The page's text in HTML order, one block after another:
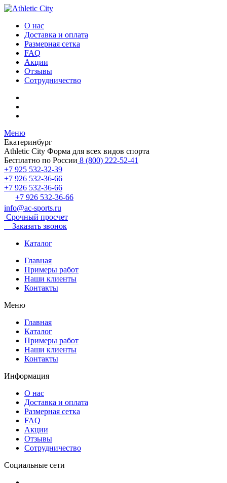
О нас
Доставка и оплата
Размерная сетка
FAQ
Акции
Отзывы
Сотрудничество
Меню
Екатеринбург
Athletic City Форма для всех видов спорта
Бесплатно по России 8 (800) 222-52-41
+7 925 532-32-39
+7 926 532-36-66
+7 926 532-36-66
+7 926 532-36-66
info@ac-sports.ru
Срочный просчет
Заказать звонок
Каталог
Главная
Примеры работ
Наши клиенты
Контакты
Меню
Главная
Каталог
Примеры работ
Наши клиенты
Контакты
Информация
О нас
Доставка и оплата
Размерная сетка
FAQ
Акции
Отзывы
Сотрудничество
Социальные сети